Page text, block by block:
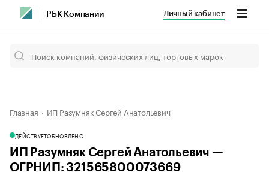
РБК Компании Личный кабинет
Главная ИП Разумняк Сергей Анатольевич
ДЕЙСТВУЕТОБНОВЛЕНО
ИП Разумняк Сергей Анатольевич —
ОГРНИП: 321565800073669